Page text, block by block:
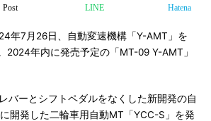
Post LINE Hatena
年7月26日、自動変速機構「Y-AMT」を
2024年内に発売予定の「MT-09 Y-AMT」
バーとシフトペダルをなくした新開発の自
開発した二輪車用自動MT「YCC-S」を発